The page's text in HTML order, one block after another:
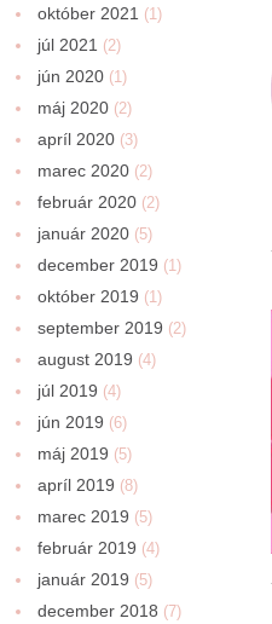
október 2021 (1)
júl 2021 (2)
jún 2020 (1)
máj 2020 (2)
apríl 2020 (3)
marec 2020 (2)
február 2020 (2)
január 2020 (5)
december 2019 (1)
október 2019 (1)
september 2019 (2)
august 2019 (4)
júl 2019 (4)
jún 2019 (6)
máj 2019 (5)
apríl 2019 (8)
marec 2019 (5)
február 2019 (4)
január 2019 (5)
december 2018 (7)